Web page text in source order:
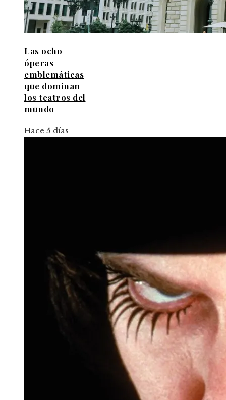
Las ocho
óperas
emblemáticas
que dominan
los teatros del
mundo
Hace 5 días